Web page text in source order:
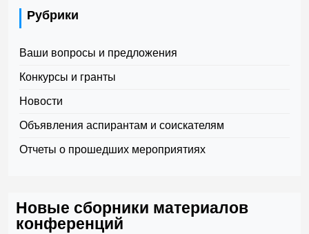
Рубрики
Ваши вопросы и предложения
Конкурсы и гранты
Новости
Объявления аспирантам и соискателям
Отчеты о прошедших мероприятиях
Новые сборники материалов
конференций